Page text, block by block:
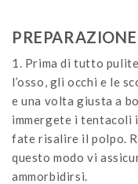
1. Prima di tutto
l’osso, gli occhi e le
e una volta giusta a
immergete i tentacoli
fate risalire il polpo.
questo modo vi
ammorbidirsi.